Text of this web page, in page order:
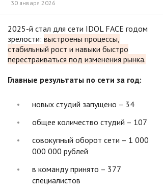
30 января 2026
2025-й стал для сети IDOL FACE годом
зрелости: выстроены процессы,
стабильный рост и навыки быстро
перестраиваться под изменения рынка.
Главные результаты по сети за год:
новых студий запущено – 34
общее количество студий – 107
совокупный оборот сети – 1 000
000 000 рублей
в команду принято – 377
специалистов